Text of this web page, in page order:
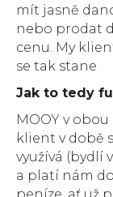
mít jasně
nebo prodat
cenu. My
se tak stane
Jak to tedy
MOOY v
klient v době
využívá (bydlí
a platí nám